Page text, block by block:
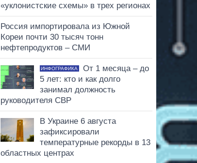
«уклонистские схемы» в трех регионах
Россия импортировала из Южной
Кореи почти 30 тысяч тонн
нефтепродуктов – СМИ
ИНФОГРАФИКА
От 1 месяца – до
5 лет: кто и как долго
занимал должность
руководителя СВР
В Украине 6 августа
зафиксировали
температурные рекорды в 13
областных центрах